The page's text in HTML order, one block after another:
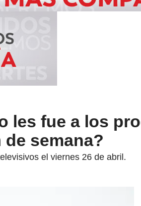
les fue a los
semana?
el viernes 26 de abril.